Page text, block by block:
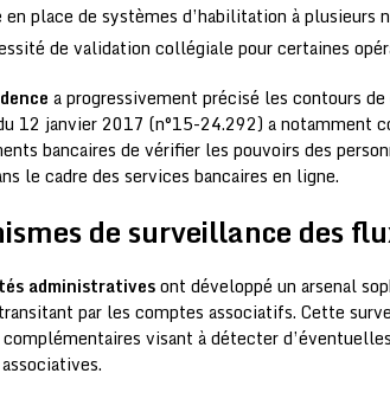
en place de systèmes d’habilitation à plusieurs
de validation collégiale pour certaines
a progressivement précisé les contours
12 janvier 2017 (n°15-24.292) a notamment
bancaires de vérifier les pouvoirs des
le cadre des services bancaires en ligne.
de surveillance des
administrativesont développé un arsenal
par les comptes associatifs. Cette
visant à détecter